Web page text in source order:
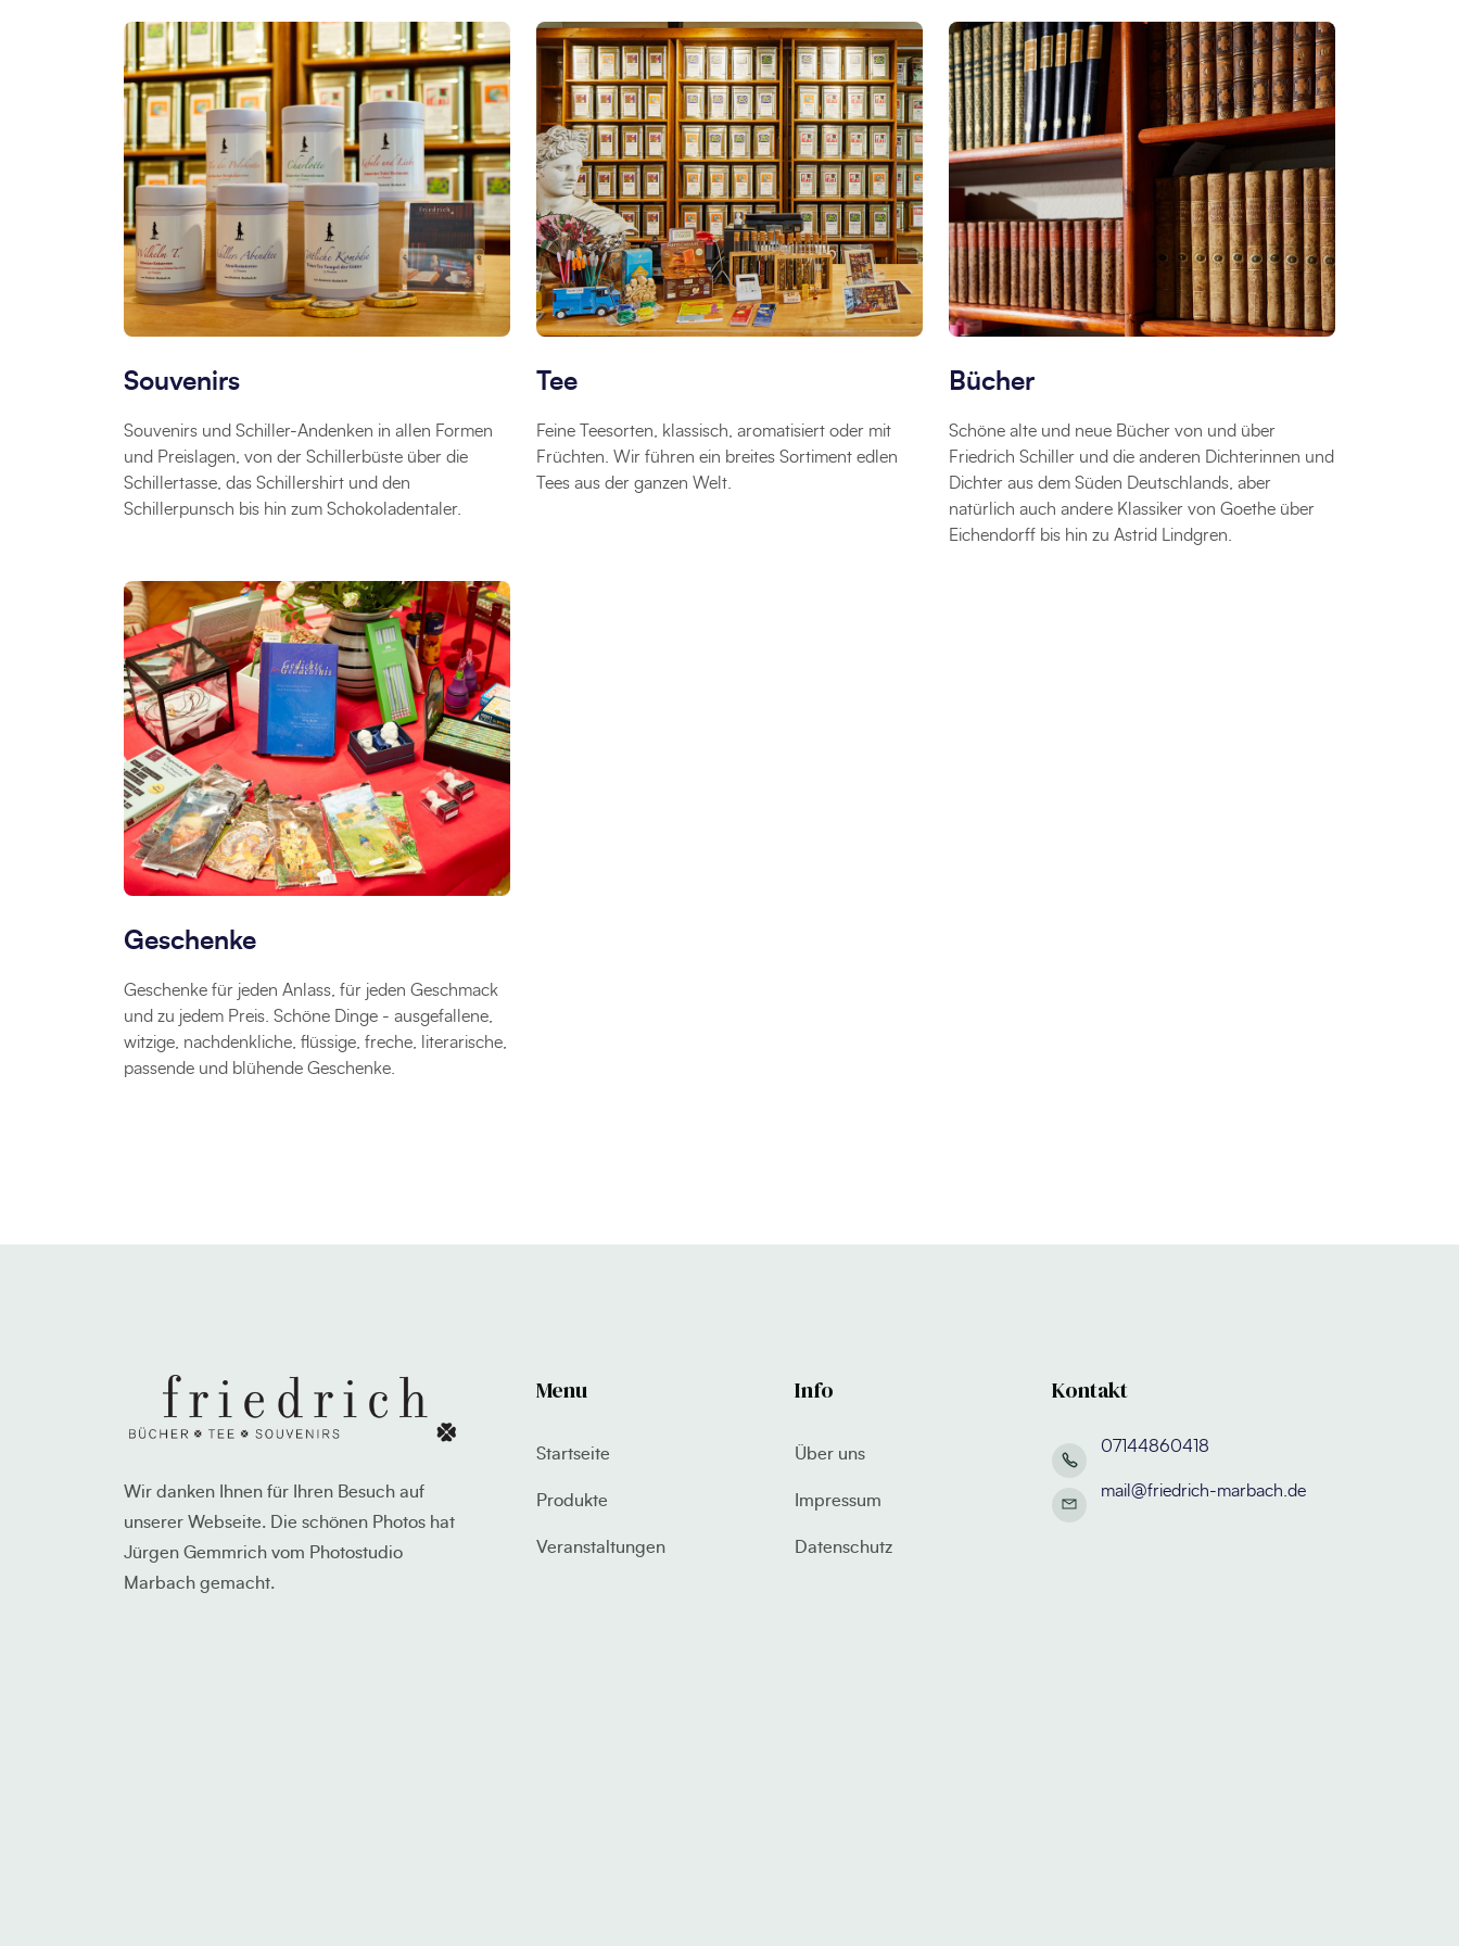
Souvenirs
Souvenirs und Schiller-Andenken in allen Formen
und Preislagen, von der Schillerbüste über die
Schillertasse, das Schillershirt und den
Schillerpunsch bis hin zum Schokoladentaler.
Tee
Feine Teesorten, klassisch, aromatisiert oder mit
Früchten. Wir führen ein breites Sortiment edlen
Tees aus der ganzen Welt.
Bücher
Schöne alte und neue Bücher von und über
Friedrich Schiller und die anderen Dichterinnen und
Dichter aus dem Süden Deutschlands, aber
natürlich auch andere Klassiker von Goethe über
Eichendorff bis hin zu Astrid Lindgren.
Geschenke
Geschenke für jeden Anlass, für jeden Geschmack
und zu jedem Preis. Schöne Dinge - ausgefallene,
witzige, nachdenkliche, flüssige, freche, literarische,
passende und blühende Geschenke.
Wir danken Ihnen für Ihren Besuch auf
unserer Webseite. Die schönen Photos hat
Jürgen Gemmrich vom Photostudio
Marbach gemacht.
Menu
Startseite
Produkte
Veranstaltungen
Info
Über uns
Impressum
Datenschutz
Kontakt
07144860418
mail@friedrich-marbach.de